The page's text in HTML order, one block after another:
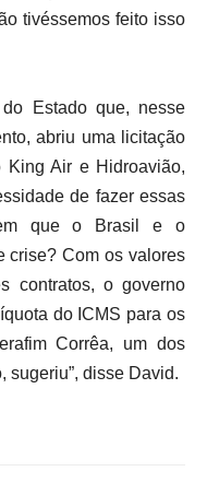
tivéssemos feito isso
Estado que, nesse
abriu uma licitação
King Air e Hidroavião,
de fazer essas
em que o Brasil e o
crise? Com os valores
contratos, o governo
do ICMS para os
Corrêa, um dos
sugeriu”, disse David.